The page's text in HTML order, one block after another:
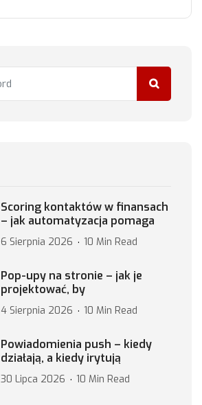
Scoring kontaktów w finansach
– jak automatyzacja pomaga
6 Sierpnia 2026 10 Min Read
Pop-upy na stronie – jak je
projektować, by
4 Sierpnia 2026 10 Min Read
Powiadomienia push – kiedy
działają, a kiedy irytują
30 Lipca 2026 10 Min Read